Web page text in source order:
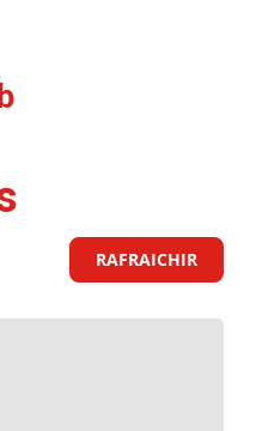
RAFRAICHIR